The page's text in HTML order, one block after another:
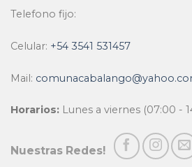
Telefono fijo:
Celular: +54 3541 531457
Mail:
Horarios: Lunes a viernes (07:00 -
Nuestras Redes!